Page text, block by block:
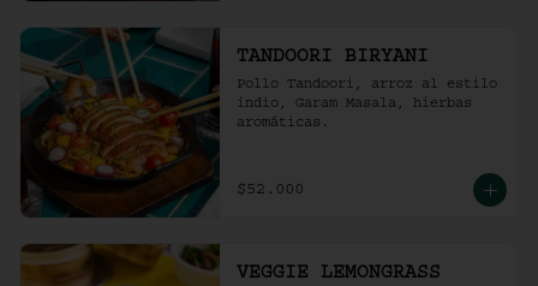
TANDOORI BIRYANI
Pollo Tandoori, arroz al estilo
indio, Garam Masala, hierbas
aromáticas.
$52.000
VEGGIE LEMONGRASS